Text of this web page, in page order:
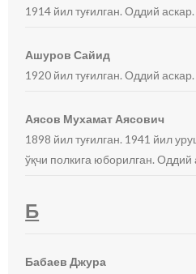
1914 йил туғилган. Оддий аскар.
Ашуров Сайид
1920 йил туғилган. Оддий аскар.
Аясов Мухамат Аясович
1898 йил туғилган. 1941 йил
ўқчи полкига юборилган. Оддий
Б
Бабаев Джура